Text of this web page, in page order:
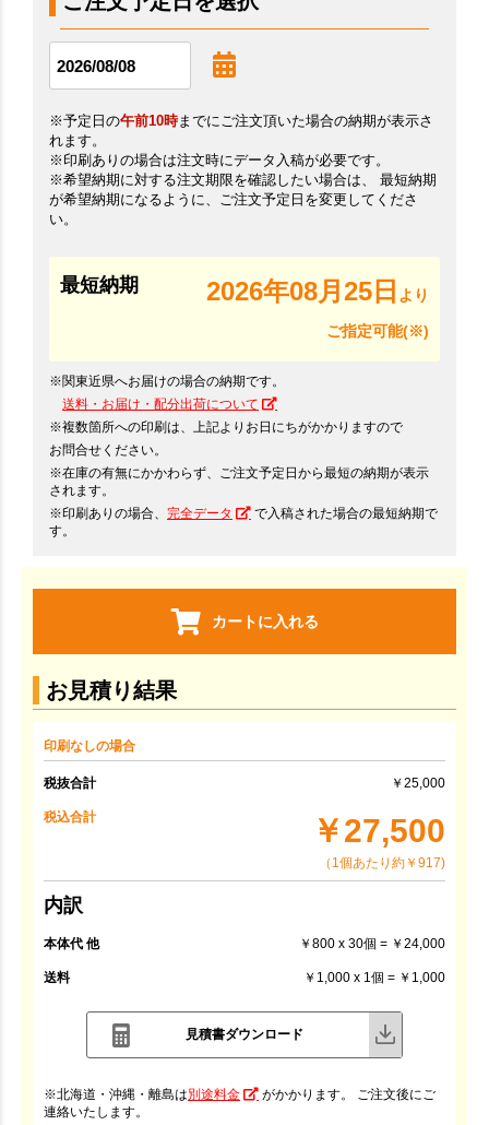
※予定日の午前10時までにご注文頂いた場合の納期が表示さ
れます。
※印刷ありの場合は注文時にデータ入稿が必要です。
※希望納期に対する注文期限を確認したい場合は、 最短納期
が希望納期になるように、ご注文予定日を変更してくださ
い。
最短納期 2026年08月25日 より
ご指定可能(※)
※関東近県へお届けの場合の納期です。
送料・お届け・配分出荷について
※複数箇所への印刷は、上記よりお日にちがかかりますので
お問合せください。
※在庫の有無にかかわらず、ご注文予定日から最短の納期が表示
されます。
※印刷ありの場合、 完全データ
で入稿された場合の最短納期で
す。
カートに入れる
お見積り結果
印刷なしの場合
税抜合計 ￥25,000
税込合計 ￥27,500
（1個あたり約￥917)
内訳
本体代 他 ￥800 x 30個 = ￥24,000
送料 ￥1,000 x 1個 = ￥1,000
見積書ダウンロード
※北海道・沖縄・離島は別途料金
がかかります。 ご注文後にご
連絡いたします。